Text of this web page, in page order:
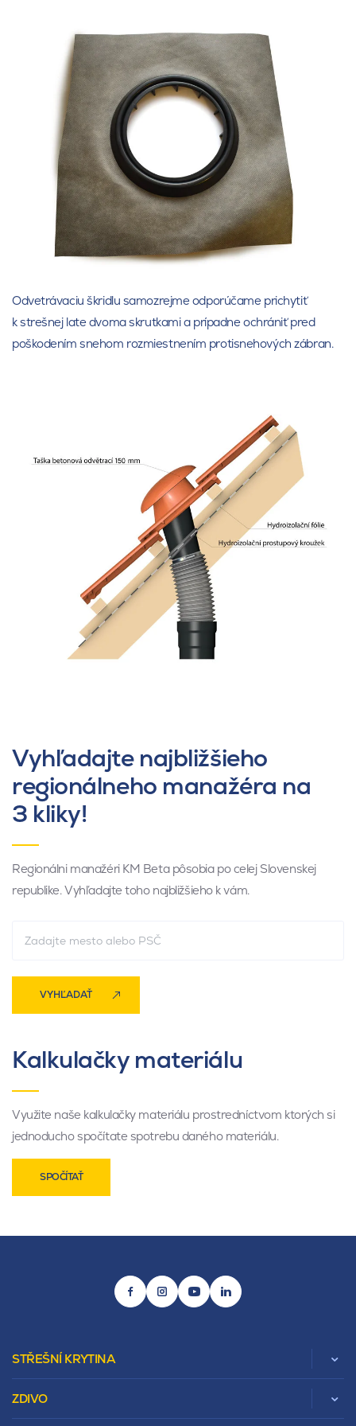
Odvetrávaciu škridlu samozrejme odporúčame prichytiť
k strešnej late dvoma skrutkami a prípadne ochrániť pred
poškodením snehom rozmiestnením protisnehových zábran.
Vyhľadajte najbližšieho
regionálneho manažéra na
3 kliky!
Regionálni manažéri KM Beta pôsobia po celej Slovenskej
republike. Vyhľadajte toho najbližšieho k vám.
VYHĽADAŤ
Kalkulačky materiálu
Využite naše kalkulačky materiálu prostredníctvom ktorých si
jednoducho spočítate spotrebu daného materiálu.
SPOČÍTAŤ
STŘEŠNÍ KRYTINA
ZDIVO